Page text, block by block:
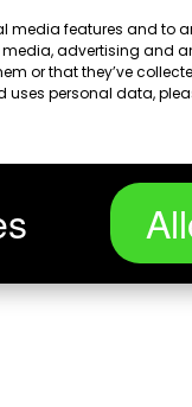
media features and to
advertising and
or that they’ve
uses personal data,